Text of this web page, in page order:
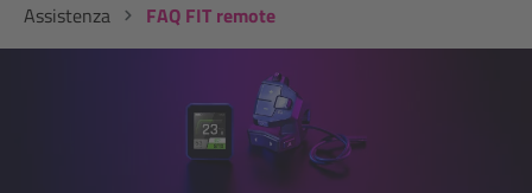
Assistenza
FAQ FIT remote